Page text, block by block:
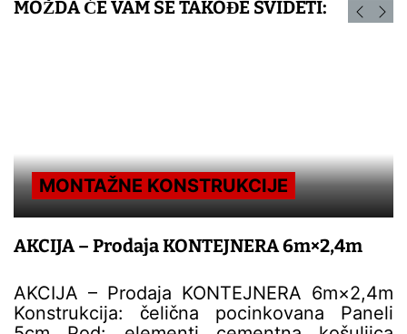
MOŽDA ĆE VAM SE TAKOĐE SVIDETI:
MONTAŽNE KONSTRUKCIJE
AKCIJA – Prodaja KONTEJNERA 6m×2,4m
AKCIJA – Prodaja KONTEJNERA 6m×2,4m
Konstrukcija: čelična pocinkovana Paneli